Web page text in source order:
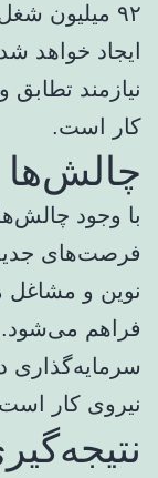
ایجاد خواهد
نیازمند
کار است.
با وجود
فرصت‌های
نوین و مشاغل
فراهم می‌شود.
سرمایه‌گذاری
نیروی کار